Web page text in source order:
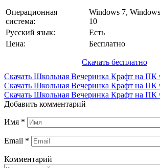
Операционная
система:
Windows 7,
10
Русский язык:
Есть
Цена:
Бесплатно
Скачать бесплатно
Скачать Школьная Вечеринка Крафт на ПК
Скачать Школьная Вечеринка Крафт на ПК
Скачать Школьная Вечеринка Крафт на ПК
Добавить комментарий
Имя *
Email *
Комментарий